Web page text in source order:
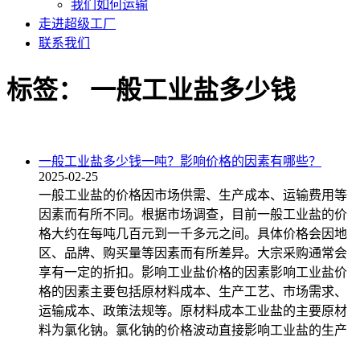
我们如何运输
走进超级工厂
联系我们
标签： 一般工业盐多少钱
一般工业盐多少钱一吨？影响价格的因素有哪些？
2025-02-25
一般工业盐的价格因市场供需、生产成本、运输费用等
因素而有所不同。根据市场调查，目前一般工业盐的价
格大约在每吨几百元到一千多元之间。具体价格会因地
区、品牌、购买量等因素而有所差异。大宗采购通常会
享有一定的折扣。影响工业盐价格的因素影响工业盐价
格的因素主要包括原材料成本、生产工艺、市场需求、
运输成本、政策法规等。原材料成本工业盐的主要原材
料为氯化钠。氯化钠的价格波动直接影响工业盐的生产